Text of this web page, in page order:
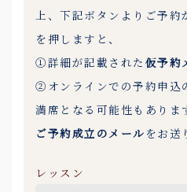
上、下記ボタンよりご予約
を押しますと、
①詳細が記載された 仮予約
②オンラインでの予約申込
満席となる可能性もありま
ご予約成立のメール をお送
レッスン